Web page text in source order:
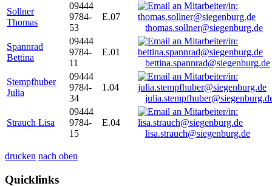
Sollner
Thomas
09444
9784-
53
E.07
thomas.sollner@siegenburg.de
Spannrad
Bettina
09444
9784-
11
E.01
bettina.spannrad@siegenburg.de
Stempfhuber
Julia
09444
9784-
34
1.04
Strauch Lisa
09444
9784-
15
E.04
lisa.strauch@siegenburg.de
drucken nach oben
Quicklinks